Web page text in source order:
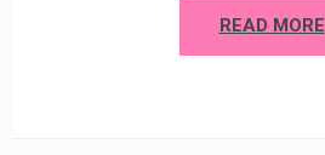
READ MORE